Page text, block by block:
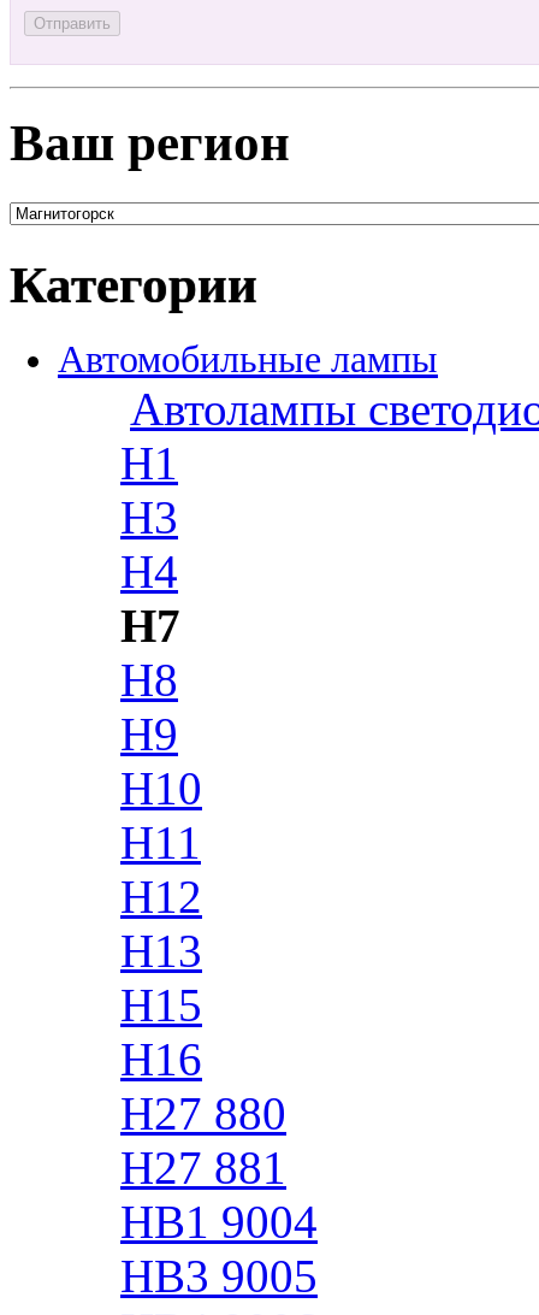
Ваш регион
Категории
Автомобильные лампы
Автолампы
H1
H3
H4
H7
H8
H9
H10
H11
H12
H13
H15
H16
H27 880
H27 881
HB1 9004
HB3 9005